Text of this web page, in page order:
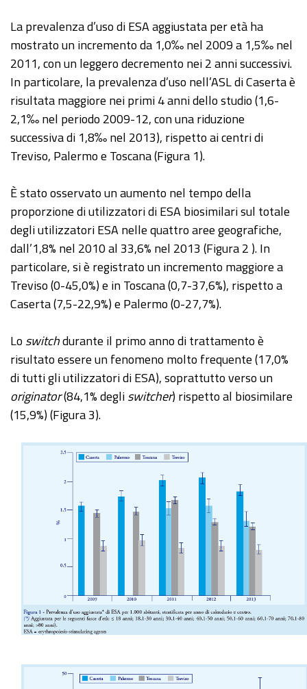
La prevalenza d’uso di ESA aggiustata per età ha
mostrato un incremento da 1,0‰ nel 2009 a 1,5‰ nel
2011, con un leggero decremento nei 2 anni successivi.
In particolare, la prevalenza d’uso nell’ASL di Caserta è
risultata maggiore nei primi 4 anni dello studio (1,6-
2,1‰ nel periodo 2009-12, con una riduzione
successiva di 1,8‰ nel 2013), rispetto ai centri di
Treviso, Palermo e Toscana (Figura 1).
È stato osservato un aumento nel tempo della
proporzione di utilizzatori di ESA biosimilari sul totale
degli utilizzatori ESA nelle quattro aree geografiche,
dall’1,8% nel 2010 al 33,6% nel 2013 (Figura 2 ). In
particolare, si è registrato un incremento maggiore a
Treviso (0-45,0%) e in Toscana (0,7-37,6%), rispetto a
Caserta (7,5-22,9%) e Palermo (0-27,7%).
Lo switchdurante il primo anno di trattamento è
risultato essere un fenomeno molto frequente (17,0%
di tutti gli utilizzatori di ESA), soprattutto verso un
originator(84,1% degliswitcher) rispetto al biosimilare
(15,9%) (Figura 3).